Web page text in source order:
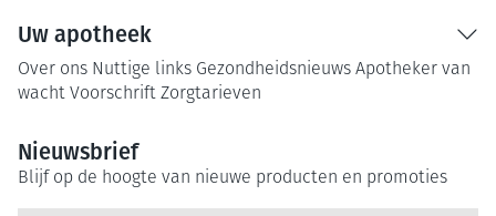
Uw apotheek
Over ons Nuttige links Gezondheidsnieuws Apotheker van
wacht Voorschrift Zorgtarieven
Nieuwsbrief
Blijf op de hoogte van nieuwe producten en promoties